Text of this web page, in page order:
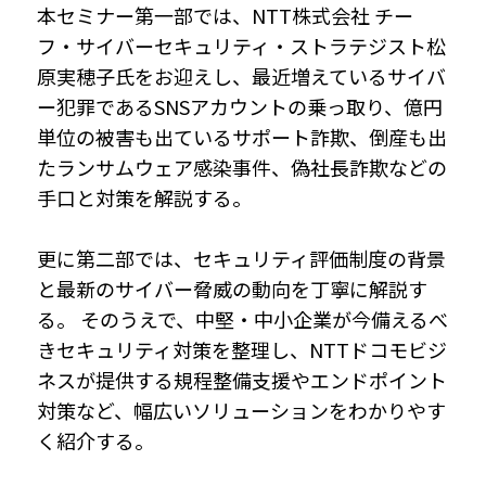
本セミナー第一部では、NTT株式会社 チー
フ・サイバーセキュリティ・ストラテジスト松
原実穂子氏をお迎えし、最近増えているサイバ
ー犯罪であるSNSアカウントの乗っ取り、億円
単位の被害も出ているサポート詐欺、倒産も出
たランサムウェア感染事件、偽社長詐欺などの
手口と対策を解説する。
更に第二部では、セキュリティ評価制度の背景
と最新のサイバー脅威の動向を丁寧に解説す
る。 そのうえで、中堅・中小企業が今備えるべ
きセキュリティ対策を整理し、NTTドコモビジ
ネスが提供する規程整備支援やエンドポイント
対策など、幅広いソリューションをわかりやす
く紹介する。